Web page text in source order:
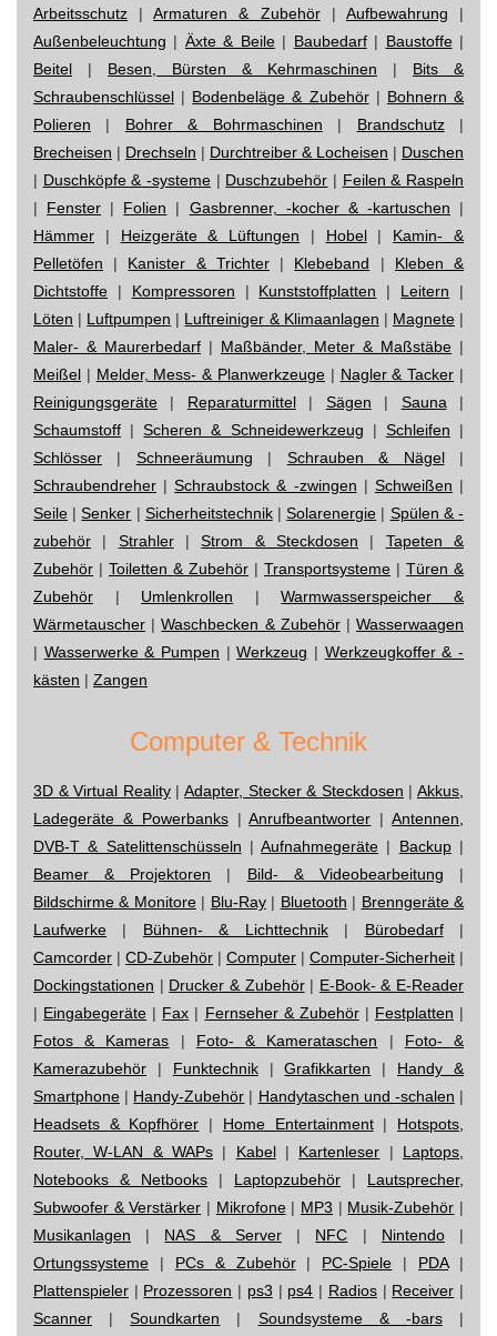
Arbeitsschutz |Armaturen & Zubehör| Aufbewahrung |
Außenbeleuchtung | Äxte & Beile| Baubedarf| Baustoffe|
Beitel | Besen, Bürsten & Kehrmaschinen | Bits &
Schraubenschlüssel | Bodenbeläge & Zubehör| Bohnern &
Polieren | Bohrer & Bohrmaschinen | Brandschutz|
Brecheisen | Drechseln | Durchtreiber & Locheisen | Duschen
| Duschköpfe & -systeme | Duschzubehör | Feilen & Raspeln
| Fenster | Folien | Gasbrenner, -kocher & -kartuschen |
Hämmer | Heizgeräte & Lüftungen | Hobel| Kamin- &
Pelletöfen | Kanister & Trichter| Klebeband | Kleben &
Dichtstoffe | Kompressoren | Kunststoffplatten | Leitern |
Löten | Luftpumpen | Luftreiniger & Klimaanlagen | Magnete|
Maler- & Maurerbedarf | Maßbänder, Meter & Maßstäbe |
Meißel | Melder, Mess- & Planwerkzeuge | Nagler & Tacker |
Reinigungsgeräte | Reparaturmittel| Sägen | Sauna |
Schaumstoff |Scheren & Schneidewerkzeug | Schleifen |
Schlösser | Schneeräumung | Schrauben & Nägel|
Schraubendreher |Schraubstock & -zwingen | Schweißen |
Seile |Senker | Sicherheitstechnik|Solarenergie | Spülen & -
zubehör | Strahler|Strom & Steckdosen | Tapeten &
Zubehör | Toiletten & Zubehör | Transportsysteme | Türen &
Zubehör | Umlenkrollen |Warmwasserspeicher &
Wärmetauscher |Waschbecken & Zubehör|Wasserwaagen
| Wasserwerke & Pumpen |Werkzeug | Werkzeugkoffer & -
kästen | Zangen
Computer & Technik
3D & Virtual Reality|Adapter, Stecker & Steckdosen |Akkus,
Ladegeräte & Powerbanks|Anrufbeantworter |Antennen,
DVB-T & Satelittenschüsseln |Aufnahmegeräte | Backup|
Beamer & Projektoren | Bild- & Videobearbeitung |
Bildschirme & Monitore| Blu-Ray| Bluetooth | Brenngeräte &
Laufwerke | Bühnen- & Lichttechnik| Bürobedarf|
Camcorder | CD-Zubehör | Computer | Computer-Sicherheit |
Dockingstationen | Drucker & Zubehör| E-Book- & E-Reader
| Eingabegeräte | Fax | Fernseher & Zubehör| Festplatten |
Fotos & Kameras | Foto- & Kamerataschen | Foto- &
Kamerazubehör | Funktechnik|Grafikkarten | Handy &
Smartphone | Handy-Zubehör | Handytaschen und -schalen |
Headsets & Kopfhörer | Home Entertainment| Hotspots,
Router, W-LAN & WAPs | Kabel| Kartenleser | Laptops,
Notebooks & Netbooks | Laptopzubehör | Lautsprecher,
Subwoofer & Verstärker | Mikrofone| MP3 | Musik-Zubehör |
Musikanlagen | NAS & Server| NFC | Nintendo|
Ortungssysteme | PCs & Zubehör| PC-Spiele | PDA|
Plattenspieler | Prozessoren | ps3 | ps4 | Radios| Receiver |
Scanner |Soundkarten | Soundsysteme & -bars|